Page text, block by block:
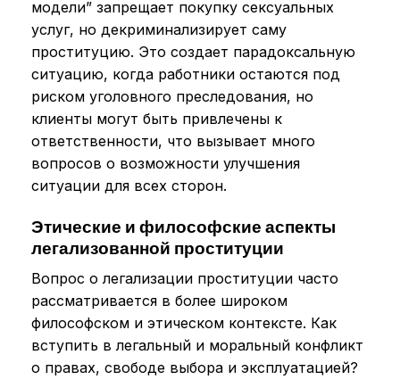
модели” запрещает покупку сексуальных
услуг, но декриминализирует саму
проституцию. Это создает парадоксальную
ситуацию, когда работники остаются под
риском уголовного преследования, но
клиенты могут быть привлечены к
ответственности, что вызывает много
вопросов о возможности улучшения
ситуации для всех сторон.
Этические и философские аспекты
легализованной проституции
Вопрос о легализации проституции часто
рассматривается в более широком
философском и этическом контексте. Как
вступить в легальный и моральный конфликт
о правах, свободе выбора и эксплуатацией?